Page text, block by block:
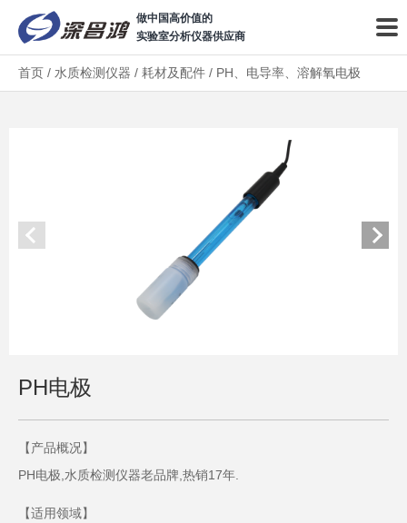
做中国高价值的
实验室分析仪器供应商
首页 / 水质检测仪器 / 耗材及配件 / PH、电导率、溶解氧电极
PH电极
【产品概况】
PH电极,水质检测仪器老品牌,热销17年.​
【适用领域】